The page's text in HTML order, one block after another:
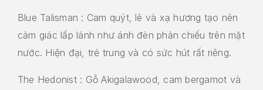
Blue Talisman : Cam quýt, lê và xạ hương tạo nên
cảm giác lấp lánh như ánh đèn phản chiếu trên mặt
nước. Hiện đại, trẻ trung và có sức hút rất riêng.
The Hedonist : Gỗ Akigalawood, cam bergamot và